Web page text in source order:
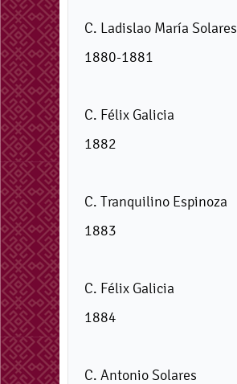
C. Ladislao María Solares
1880-1881
C. Félix Galicia
1882
C. Tranquilino Espinoza
1883
C. Félix Galicia
1884
C. Antonio Solares